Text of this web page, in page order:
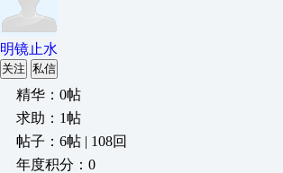
明镜止水
关注 私信
精华：0帖
求助：1帖
帖子：6帖 | 108回
年度积分：0